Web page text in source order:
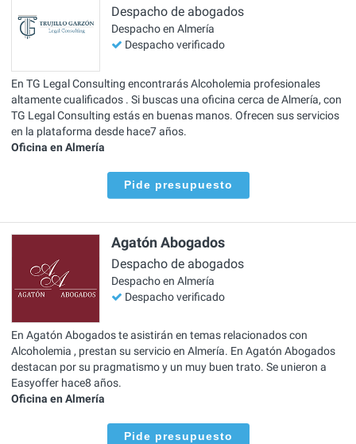
Despacho de abogados
Despacho en Almería
Despacho verificado
En TG Legal Consulting encontrarás Alcoholemia profesionales
altamente cualificados . Si buscas una oficina cerca de Almería, con
TG Legal Consulting estás en buenas manos. Ofrecen sus servicios
en la plataforma desde hace7 años.
Oficina en Almería
Pide presupuesto
Agatón Abogados
Despacho de abogados
Despacho en Almería
Despacho verificado
En Agatón Abogados te asistirán en temas relacionados con
Alcoholemia , prestan su servicio en Almería. En Agatón Abogados
destacan por su pragmatismo y un muy buen trato. Se unieron a
Easyoffer hace8 años.
Oficina en Almería
Pide presupuesto